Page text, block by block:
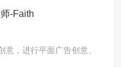
-Faith
意，进行平面广告创意、